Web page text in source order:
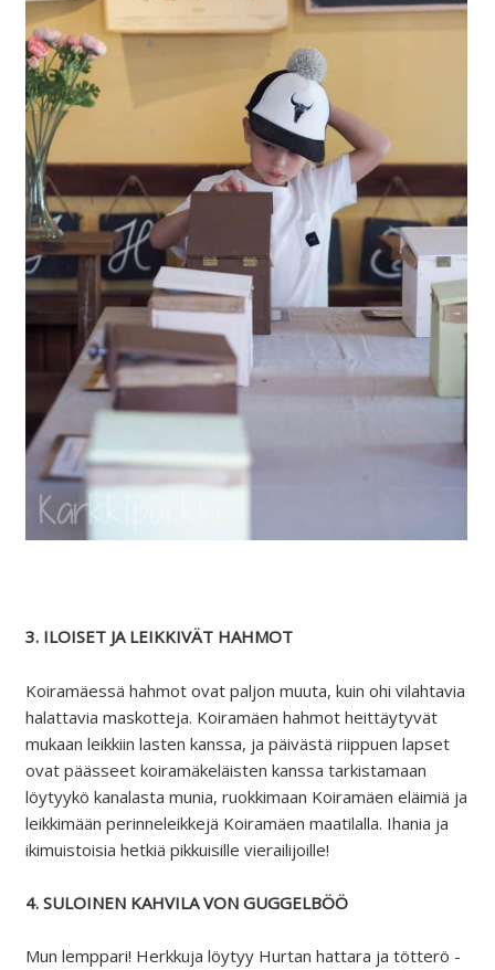
3. ILOISET JA LEIKKIVÄT HAHMOT
Koiramäessä hahmot ovat paljon muuta, kuin ohi vilahtavia
halattavia maskotteja. Koiramäen hahmot heittäytyvät
mukaan leikkiin lasten kanssa, ja päivästä riippuen lapset
ovat päässeet koiramäkeläisten kanssa tarkistamaan
löytyykö kanalasta munia, ruokkimaan Koiramäen eläimiä ja
leikkimään perinneleikkejä Koiramäen maatilalla. Ihania ja
ikimuistoisia hetkiä pikkuisille vierailijoille!
4. SULOINEN KAHVILA VON GUGGELBÖÖ
Mun lemppari! Herkkuja löytyy Hurtan hattara ja tötterö -